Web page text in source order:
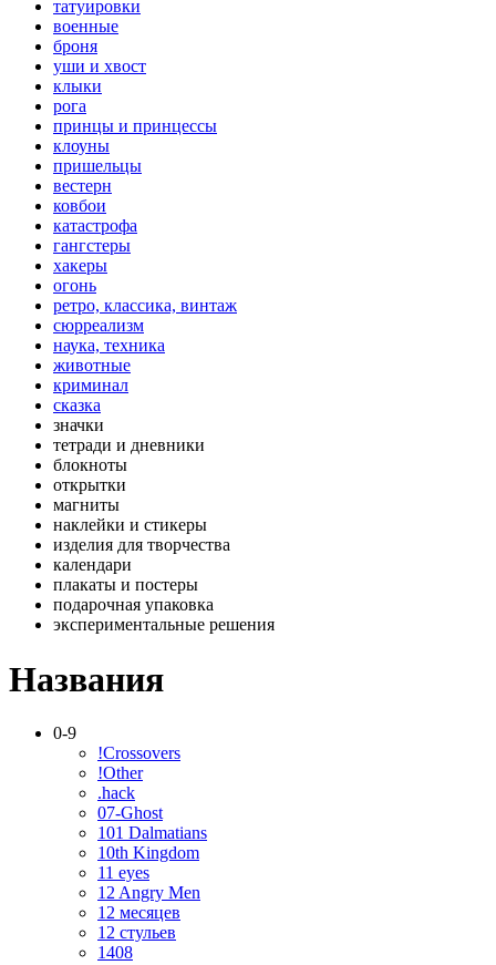
татуировки
военные
броня
уши и хвост
клыки
рога
принцы и принцессы
клоуны
пришельцы
вестерн
ковбои
катастрофа
гангстеры
хакеры
огонь
ретро, классика, винтаж
сюрреализм
наука, техника
животные
криминал
сказка
значки
тетради и дневники
блокноты
открытки
магниты
наклейки и стикеры
изделия для творчества
календари
плакаты и постеры
подарочная упаковка
экспериментальные решения
Названия
0-9
!Crossovers
!Other
.hack
07-Ghost
101 Dalmatians
10th Kingdom
11 eyes
12 Angry Men
12 месяцев
12 стульев
1408